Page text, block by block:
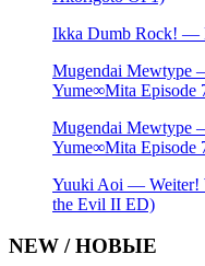
Ikka Dumb Rock! —
Mugendai Mewtype
Yume∞Mita Episode
Mugendai Mewtype
Yume∞Mita Episode
Yuuki Aoi — Weiter!
the Evil II ED)
NEW / НОВЫЕ